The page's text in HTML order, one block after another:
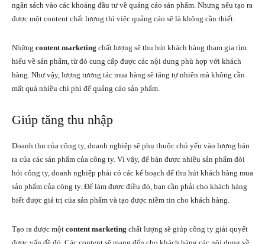
ngân sách vào các khoảng đầu tư về quảng cáo sản phẩm. Nhưng nếu tạo ra
được một content chất lượng thì việc quảng cáo sẽ là không cần thiết.
Những content marketing chất lượng sẽ thu hút khách hàng tham gia tìm
hiểu về sản phẩm, từ đó cung cấp được các nội dung phù hợp với khách
hàng. Như vậy, lượng tương tác mua hàng sẽ tăng tự nhiên mà không cần
mất quá nhiều chi phí để quảng cáo sản phẩm.
Giúp tăng thu nhập
Doanh thu của công ty, doanh nghiệp sẽ phụ thuộc chủ yếu vào lượng bán
ra của các sản phẩm của công ty. Vì vậy, để bán được nhiều sản phẩm đòi
hỏi công ty, doanh nghiệp phải có các kế hoạch để thu hút khách hàng mua
sản phẩm của công ty. Để làm được điều đó, bạn cần phải cho khách hàng
biết được giá trị của sản phẩm và tạo được niềm tin cho khách hàng.
Tạo ra được một content marketing chất lượng sẽ giúp công ty giải quyết